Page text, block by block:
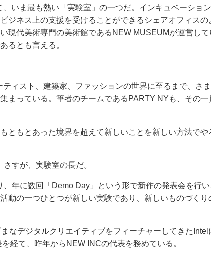
いま最も熱い「実験室」の一つだ。インキュベーショ
ジネス上の支援を受けることができるシェアオフィスの
現代美術専門の美術館であるNEW MUSEUMが運営して
るとも言える。
ィスト、建築家、ファッションの世界に至るまで、さ
まっている。筆者のチームであるPARTY NYも、その一
ともとあった境界を超えて新しいことを新しい方法でや
すが、実験室の長だ。
年に数回「Demo Day」という形で新作の発表会を行い
動の一つひとつが新しい実験であり、新しいものづくり
なデジタルクリエイティブをフィーチャーしてきたIntel
経て、昨年からNEW INCの代表を務めている。